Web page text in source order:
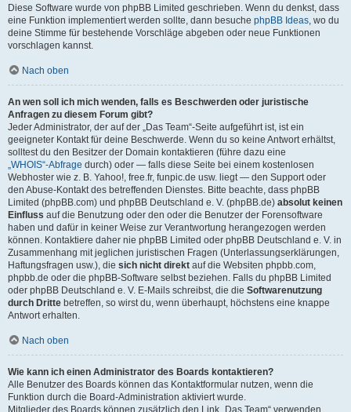
Diese Software wurde von phpBB Limited geschrieben. Wenn du denkst, dass
eine Funktion implementiert werden sollte, dann besuche phpBB Ideas, wo du
deine Stimme für bestehende Vorschläge abgeben oder neue Funktionen
vorschlagen kannst.
Nach oben
An wen soll ich mich wenden, falls es Beschwerden oder juristische
Anfragen zu diesem Forum gibt?
Jeder Administrator, der auf der „Das Team“-Seite aufgeführt ist, ist ein
geeigneter Kontakt für deine Beschwerde. Wenn du so keine Antwort erhältst,
solltest du den Besitzer der Domain kontaktieren (führe dazu eine
„WHOIS“-Abfrage durch) oder — falls diese Seite bei einem kostenlosen
Webhoster wie z. B. Yahoo!, free.fr, funpic.de usw. liegt — den Support oder
den Abuse-Kontakt des betreffenden Dienstes. Bitte beachte, dass phpBB
Limited (phpBB.com) und phpBB Deutschland e. V. (phpBB.de) absolut keinen
Einfluss auf die Benutzung oder den oder die Benutzer der Forensoftware
haben und dafür in keiner Weise zur Verantwortung herangezogen werden
können. Kontaktiere daher nie phpBB Limited oder phpBB Deutschland e. V. in
Zusammenhang mit jeglichen juristischen Fragen (Unterlassungserklärungen,
Haftungsfragen usw.), die sich nicht direkt auf die Websiten phpbb.com,
phpbb.de oder die phpBB-Software selbst beziehen. Falls du phpBB Limited
oder phpBB Deutschland e. V. E-Mails schreibst, die die Softwarenutzung
durch Dritte betreffen, so wirst du, wenn überhaupt, höchstens eine knappe
Antwort erhalten.
Nach oben
Wie kann ich einen Administrator des Boards kontaktieren?
Alle Benutzer des Boards können das Kontaktformular nutzen, wenn die
Funktion durch die Board-Administration aktiviert wurde.
Mitglieder des Boards können zusätzlich den Link „Das Team“ verwenden.